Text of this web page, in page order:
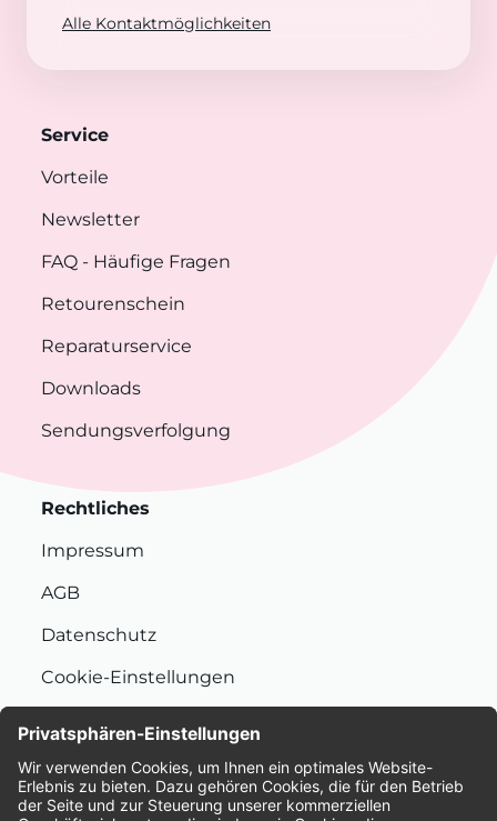
Alle Kontaktmöglichkeiten
Service
Vorteile
Newsletter
FAQ - Häufige Fragen
Retourenschein
Reparaturservice
Downloads
Sendungsverfolgung
Rechtliches
Impressum
AGB
Datenschutz
Cookie-Einstellungen
Bewertungen